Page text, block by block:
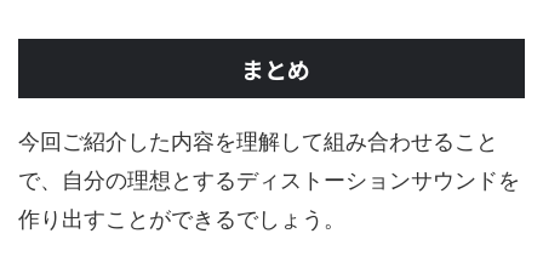
まとめ
今回ご紹介した内容を理解して組み合わせること
で、自分の理想とするディストーションサウンドを
作り出すことができるでしょう。